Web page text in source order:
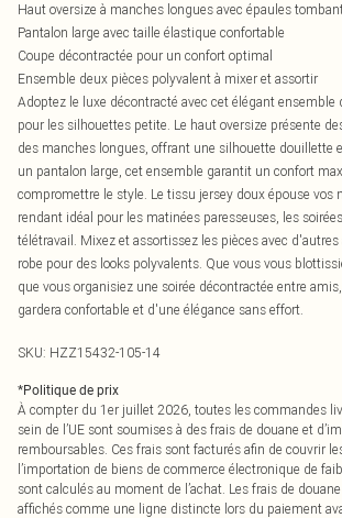
Haut oversize à manches longues avec épaules
Pantalon large avec taille élastique confortable
Coupe décontractée pour un confort optimal
Ensemble deux pièces polyvalent à mixer et assortir
Adoptez le luxe décontracté avec cet élégant ensemble
pour les silhouettes petite. Le haut oversize présente
des manches longues, offrant une silhouette douillette
un pantalon large, cet ensemble garantit un confort
compromettre le style. Le tissu jersey doux épouse vos
rendant idéal pour les matinées paresseuses, les
télétravail. Mixez et assortissez les pièces avec
robe pour des looks polyvalents. Que vous vous
que vous organisiez une soirée décontractée entre
gardera confortable et d'une élégance sans effort.
SKU: HZZ15432-105-14
*Politique de prix
À compter du 1er juillet 2026, toutes les commandes
sein de l’UE sont soumises à des frais de douane et
remboursables. Ces frais sont facturés afin de couvrir
l’importation de biens de commerce électronique de
sont calculés au moment de l’achat. Les frais de
affichés comme une ligne distincte lors du paiement